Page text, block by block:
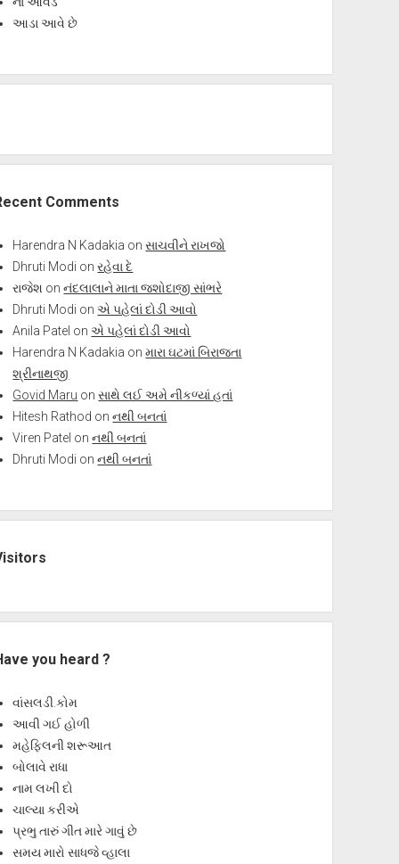
આડા આવે છે
Comments
Harendra N Kadakia onસાચવીને રાખજો
Dhruti Modi onરહેવા દે
રાજેશ onનંદલાલાને માતા જશોદાજી સાંભરે
Dhruti Modi onએ પહેલાં દોડી આવો
Anila Patel onએ પહેલાં દોડી આવો
Harendra N Kadakia onમારા ઘટમાં બિરાજતા
શ્રીનાથજી
Govid Maru onસાથે લઈ અમે નીકળ્યાં હતાં
Hitesh Rathod onનથી બનતાં
Viren Patel onનથી બનતાં
Dhruti Modi onનથી બનતાં
you heard ?
વાંસલડી.કોમ
આવી ગઈ હોળી
મહેફિલની શરૂઆત
બોલાવે રાધા
નામ લખી દો
ચાલ્યા કરીએ
પ્રભુ તારું ગીત મારે ગાવું છે
સમય મારો સાધજે વ્હાલા